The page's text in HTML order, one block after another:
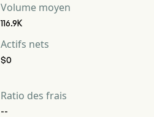
Volume moyen
116.9K
Actifs nets
$0
Ratio des frais
--